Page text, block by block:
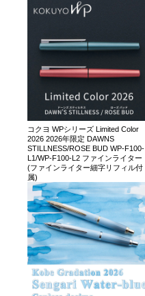
コクヨ WPシリーズ Limited Color
2026 2026年限定 DAWNS
STILLNESS/ROSE BUD WP-F100-
L1/WP-F100-L2 ファインライター
(ファインライター細字リフィル付
属)